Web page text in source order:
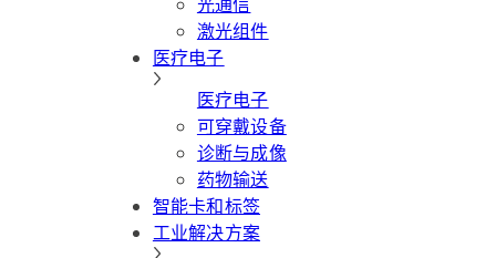
激光组件
医疗电子
医疗电子
可穿戴设备
诊断与成像
药物输送
智能卡和标签
工业解决方案